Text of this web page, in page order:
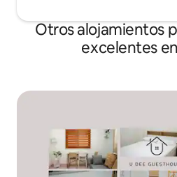
Otros alojamientos
excelentes